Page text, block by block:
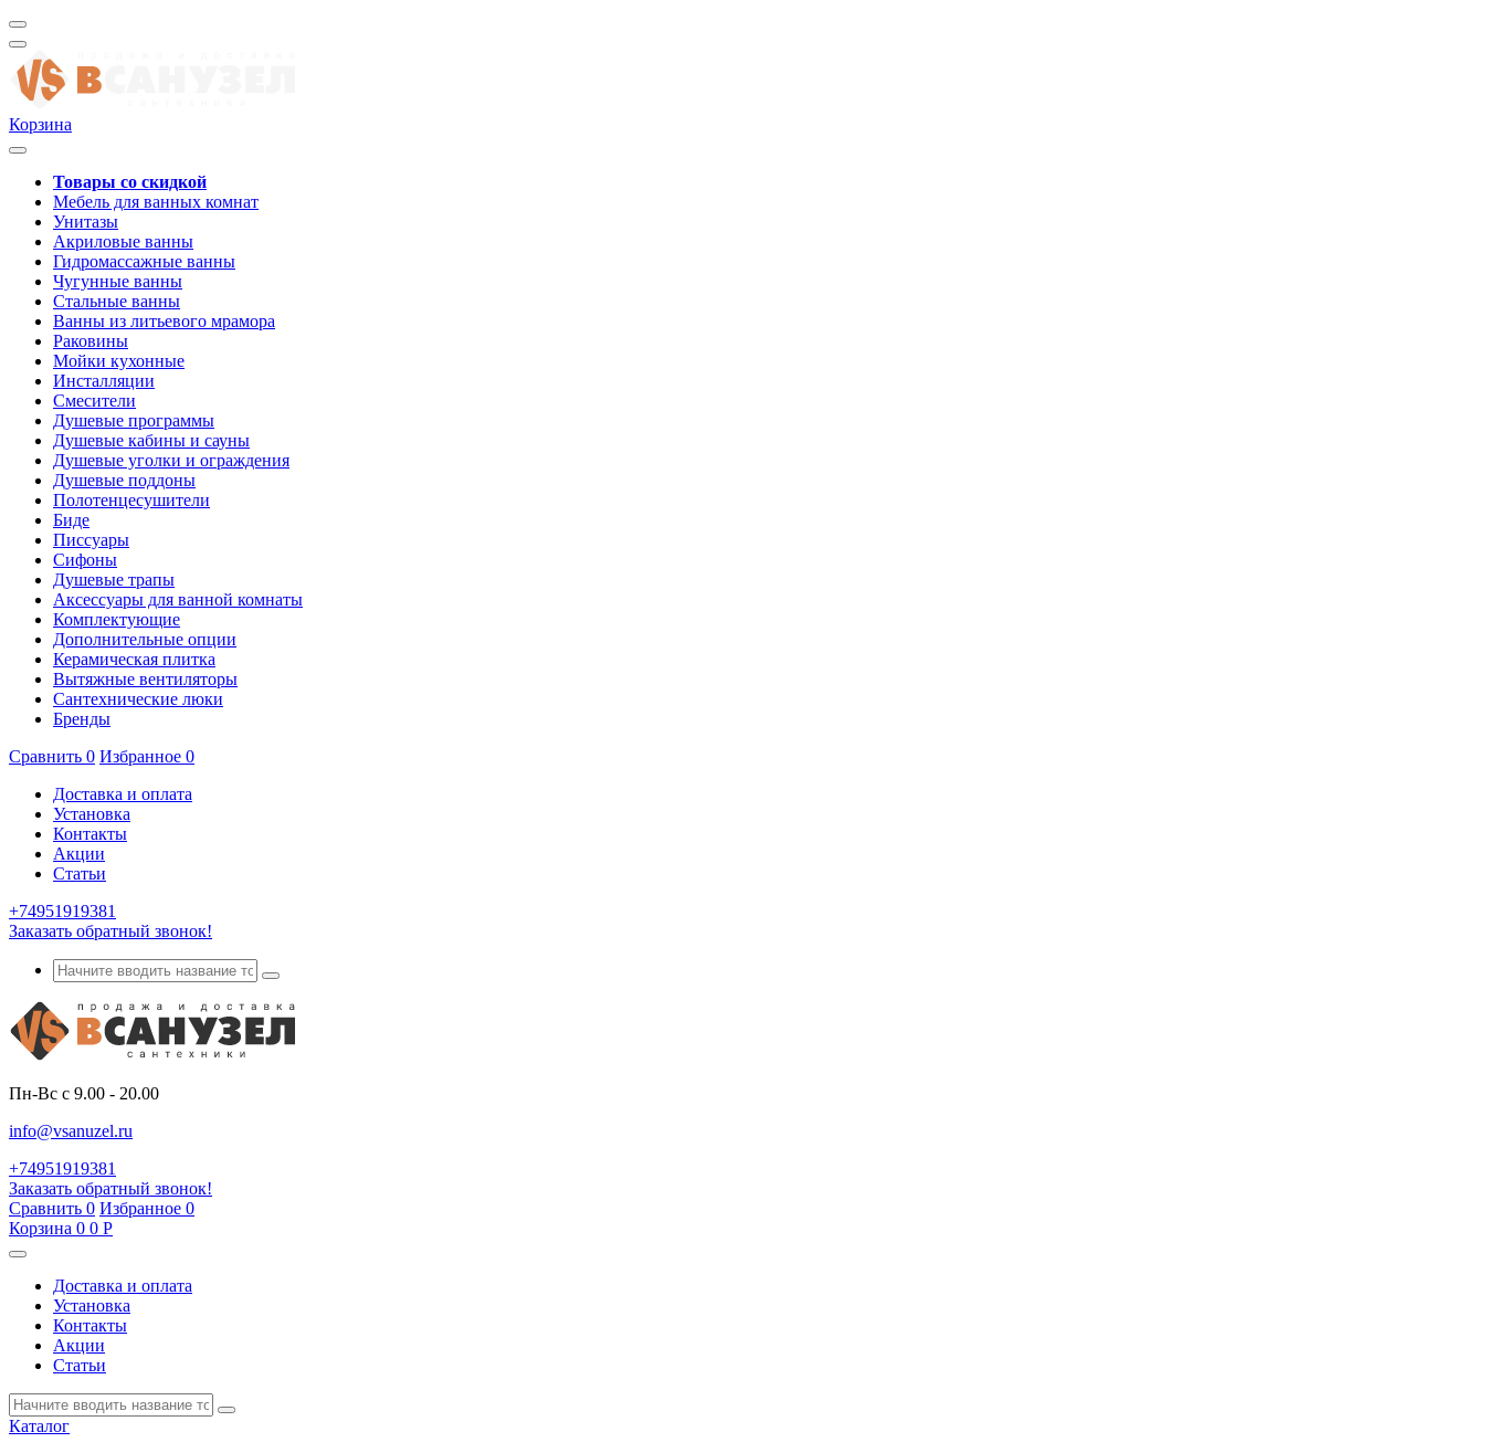
Корзина
Товары со скидкой
Мебель для ванных комнат
Унитазы
Акриловые ванны
Гидромассажные ванны
Чугунные ванны
Стальные ванны
Ванны из литьевого мрамора
Раковины
Мойки кухонные
Инсталляции
Смесители
Душевые программы
Душевые кабины и сауны
Душевые уголки и ограждения
Душевые поддоны
Полотенцесушители
Биде
Писсуары
Сифоны
Душевые трапы
Аксессуары для ванной комнаты
Комплектующие
Дополнительные опции
Керамическая плитка
Вытяжные вентиляторы
Сантехнические люки
Бренды
Сравнить 0 Избранное 0
Доставка и оплата
Установка
Контакты
Акции
Статьи
+74951919381
Заказать обратный звонок!
Пн-Вс с 9.00 - 20.00
info@vsanuzel.ru
+74951919381
Заказать обратный звонок!
Сравнить 0 Избранное 0
Корзина 0 0 Р
Доставка и оплата
Установка
Контакты
Акции
Статьи
Каталог